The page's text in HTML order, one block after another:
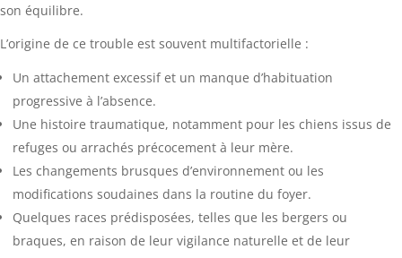
son équilibre.
L’origine de ce trouble est souvent multifactorielle :
Un attachement excessif et un manque d’habituation
progressive à l’absence.
Une histoire traumatique, notamment pour les chiens issus de
refuges ou arrachés précocement à leur mère.
Les changements brusques d’environnement ou les
modifications soudaines dans la routine du foyer.
Quelques races prédisposées, telles que les bergers ou
braques, en raison de leur vigilance naturelle et de leur